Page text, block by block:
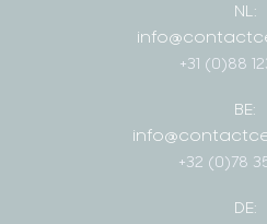
NL:
+31 (0)88
BE:
+32 (0)78
DE: